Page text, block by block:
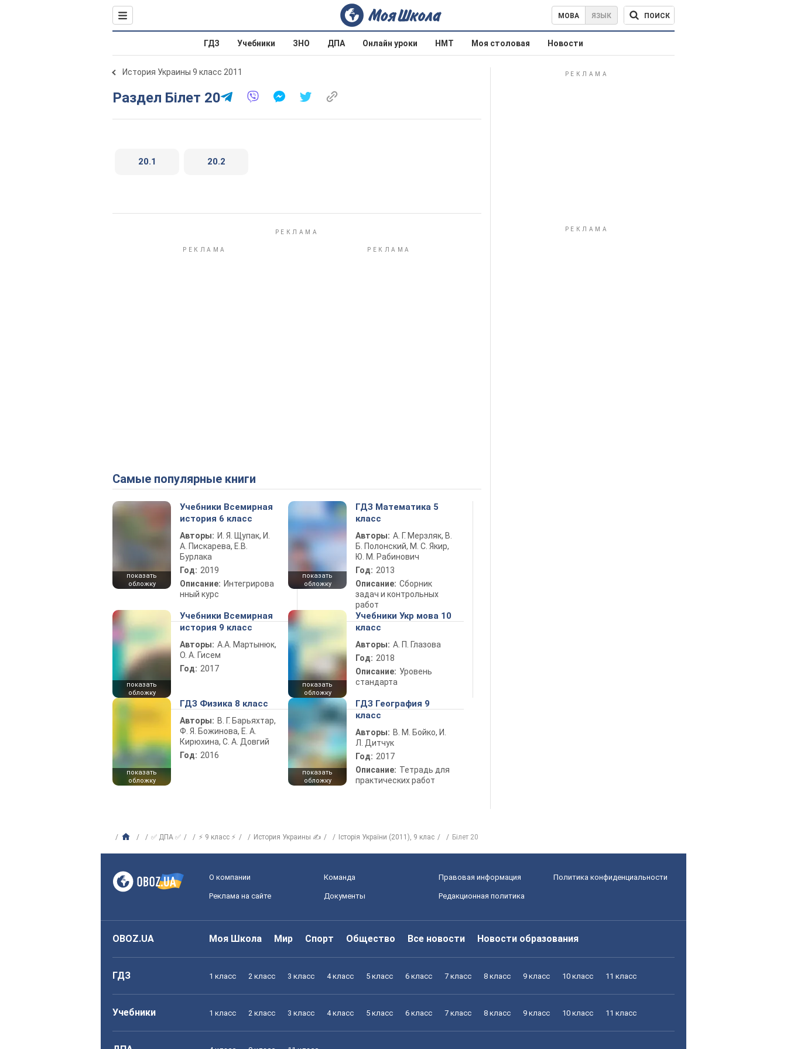
МОВА ЯЗЫК ПОИСК
ГДЗ Учебники ЗНО ДПА Онлайн уроки НМТ Моя столовая Новости
История Украины 9 класс 2011
Раздел Білет 20
20.1 20.2
Самые популярные книги
показать
обложку
Учебники Всемирная
история 6 класс
Авторы: И. Я. Щупак, И.
А. Пискарева, Е.В.
Бурлака
Год: 2019
Описание: Интегрирова
нный курс
показать
обложку
ГДЗ Математика 5
класс
Авторы: А. Г. Мерзляк, В.
Б. Полонский, М. С. Якир,
Ю. М. Рабинович
Год: 2013
Описание: Сборник
задач и контрольных
работ
показать
обложку
Учебники Всемирная
история 9 класс
Авторы: А.А. Мартынюк,
О. А. Гисем
Год: 2017
показать
обложку
Учебники Укр мова 10
класс
Авторы: А. П. Глазова
Год: 2018
Описание: Уровень
стандарта
показать
обложку
ГДЗ Физика 8 класс
Авторы: В. Г. Барьяхтар,
Ф. Я. Божинова, Е. А.
Кирюхина, С. А. Довгий
Год: 2016
показать
обложку
ГДЗ География 9
класс
Авторы: В. М. Бойко, И.
Л. Дитчук
Год: 2017
Описание: Тетрадь для
практических работ
✅ ДПА ✅ ⚡ 9 класс ⚡ История Украины ✍ Історія України (2011), 9 клас Білет 20
О компании Команда Правовая информация Политика конфиденциальности
Реклама на сайте Документы Редакционная политика
OBOZ.UA Моя Школа Мир Спорт Общество Все новости Новости образования
ГДЗ 1 класс 2 класс 3 класс 4 класс 5 класс 6 класс 7 класс 8 класс 9 класс 10 класс 11 класс
Учебники 1 класс 2 класс 3 класс 4 класс 5 класс 6 класс 7 класс 8 класс 9 класс 10 класс 11 класс